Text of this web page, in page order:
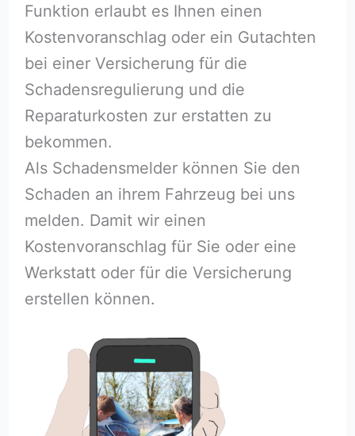
Funktion erlaubt es Ihnen einen
Kostenvoranschlag oder ein Gutachten
bei einer Versicherung für die
Schadensregulierung und die
Reparaturkosten zur erstatten zu
bekommen.
Als Schadensmelder können Sie den
Schaden an ihrem Fahrzeug bei uns
melden. Damit wir einen
Kostenvoranschlag für Sie oder eine
Werkstatt oder für die Versicherung
erstellen können.